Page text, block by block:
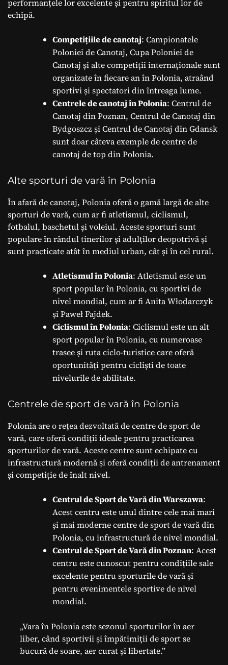
performanțele lor excelente și pentru spiritul lor de
echipă.
Competițiile de canotaj: Campionatele
Poloniei de Canotaj, Cupa Poloniei de
Canotaj și alte competiții internaționale sunt
organizate în fiecare an în Polonia, atraând
sportivi și spectatori din întreaga lume.
Centrele de canotaj în Polonia: Centrul de
Canotaj din Poznan, Centrul de Canotaj din
Bydgoszcz și Centrul de Canotaj din Gdansk
sunt doar câteva exemple de centre de
canotaj de top din Polonia.
Alte sporturi de vară în Polonia
În afară de canotaj, Polonia oferă o gamă largă de alte
sporturi de vară, cum ar fi atletismul, ciclismul,
fotbalul, baschetul și voleiul. Aceste sporturi sunt
populare în rândul tinerilor și adulților deopotrivă și
sunt practicate atât în mediul urban, cât și în cel rural.
Atletismul în Polonia: Atletismul este un
sport popular în Polonia, cu sportivi de
nivel mondial, cum ar fi Anita Włodarczyk
și Paweł Fajdek.
Ciclismul în Polonia: Ciclismul este un alt
sport popular în Polonia, cu numeroase
trasee și ruta ciclo-turistice care oferă
oportunități pentru cicliști de toate
nivelurile de abilitate.
Centrele de sport de vară în Polonia
Polonia are o rețea dezvoltată de centre de sport de
vară, care oferă condiții ideale pentru practicarea
sporturilor de vară. Aceste centre sunt echipate cu
infrastructură modernă și oferă condiții de antrenament
și competiție de înalt nivel.
Centrul de Sport de Vară din Warszawa:
Acest centru este unul dintre cele mai mari
și mai moderne centre de sport de vară din
Polonia, cu infrastructură de nivel mondial.
Centrul de Sport de Vară din Poznan: Acest
centru este cunoscut pentru condițiile sale
excelente pentru sporturile de vară și
pentru evenimentele sportive de nivel
mondial.
„Vara în Polonia este sezonul sporturilor în aer
liber, când sportivii și împătimiții de sport se
bucură de soare, aer curat și libertate.”